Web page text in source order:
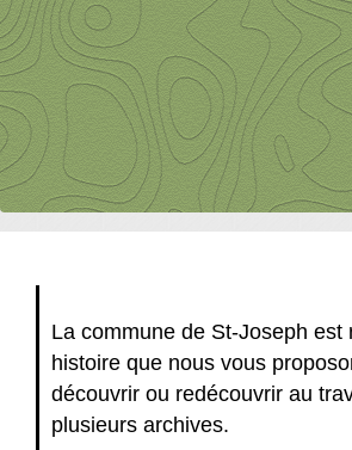
La commune de St-Joseph est
histoire que nous vous
découvrir ou redécouvrir au
plusieurs archives.